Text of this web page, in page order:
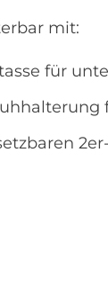
mit:
für